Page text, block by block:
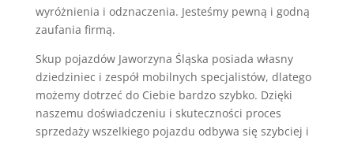
wyróżnienia i odznaczenia. Jesteśmy pewną i godną
zaufania firmą.
Skup pojazdów Jaworzyna Śląska posiada własny
dziedziniec i zespół mobilnych specjalistów, dlatego
możemy dotrzeć do Ciebie bardzo szybko. Dzięki
naszemu doświadczeniu i skuteczności proces
sprzedaży wszelkiego pojazdu odbywa się szybciej i